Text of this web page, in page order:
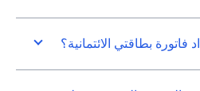
بطاقتي الائتمانية؟